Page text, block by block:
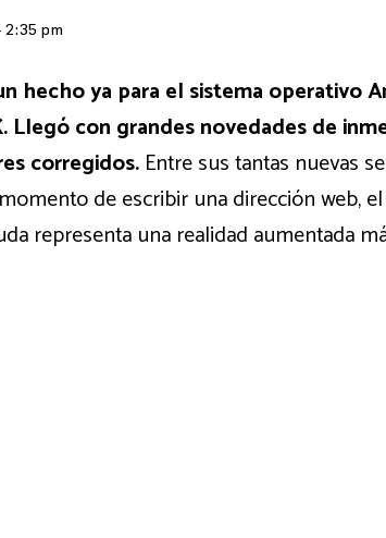
2:35 pm
hecho ya para el sistema operativo
Llegó con grandes novedades de
corregidos. Entre sus tantas nuevas
de escribir una dirección web,
representa una realidad aumentada